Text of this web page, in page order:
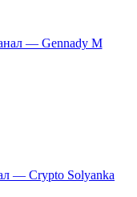
— Gennady M
— Crypto Solyanka